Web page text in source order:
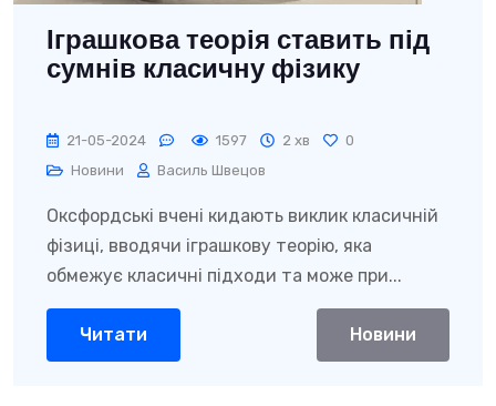
Іграшкова теорія ставить під
сумнів класичну фізику
21-05-2024 1597 2 хв
0
Новини
Василь Швецов
Оксфордські вчені кидають виклик класичній
фізиці, вводячи іграшкову теорію, яка
обмежує класичні підходи та може при...
Читати Новини